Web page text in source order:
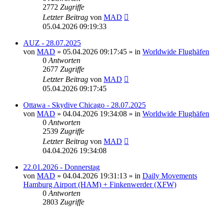
2772 Zugriffe
Letzter Beitrag von MAD
05.04.2026 09:19:33
AUZ - 28.07.2025
von MAD » 05.04.2026 09:17:45 » in Worldwide Flughäfen
0 Antworten
2677 Zugriffe
Letzter Beitrag von MAD
05.04.2026 09:17:45
Ottawa - Skydive Chicago - 28.07.2025
von MAD » 04.04.2026 19:34:08 » in Worldwide Flughäfen
0 Antworten
2539 Zugriffe
Letzter Beitrag von MAD
04.04.2026 19:34:08
22.01.2026 - Donnerstag
von MAD » 04.04.2026 19:31:13 » in Daily Movements
Hamburg Airport (HAM) + Finkenwerder (XFW)
0 Antworten
2803 Zugriffe